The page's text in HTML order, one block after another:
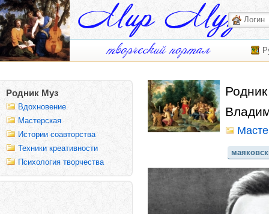
Родник Муз
Вдохновение
Мастерская
Истории соавторства
Техники креативности
Психология творчества